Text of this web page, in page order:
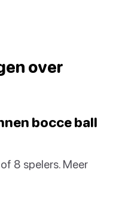
over
bocce ball
8 spelers. Meer